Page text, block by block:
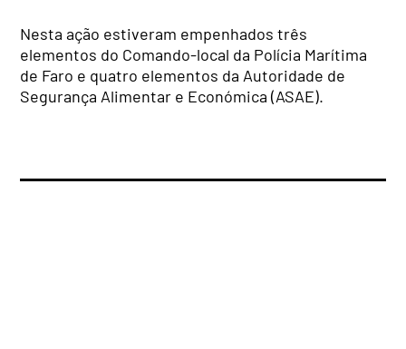
Nesta ação estiveram empenhados três
elementos do Comando-local da Polícia Marítima
de Faro e quatro elementos da Autoridade de
Segurança Alimentar e Económica (ASAE).